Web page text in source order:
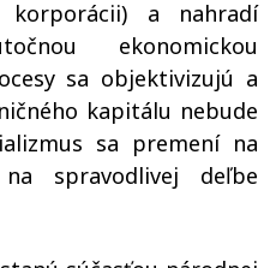
a nahradí
ekonomickou
sa objektivizujú a
kapitálu nebude
sa premení na
spravodlivej deľbe